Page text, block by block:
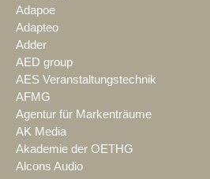
Adapoe
Adapteo
Adder
AED group
AES Veranstaltungstechnik
AFMG
Agentur für Markenträume
AK Media
Akademie der OETHG
Alcons Audio